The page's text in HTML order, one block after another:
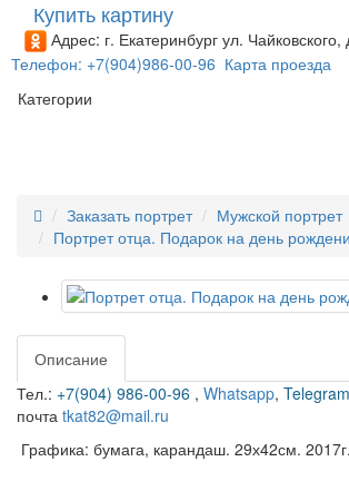
Купить картину
Адрес: г. Екатеринбург ул.
Телефон: +7(904)986-00-96 Карта проезда
Категории
Заказать портрет
Мужской портрет
Портрет отца. Подарок на день
Описание
Тел.: +7(904) 986-00-96 , Whatsapp, Telegram
почта tkat82@mail.ru
Графика: бумага, карандаш. 29х42см. 2017г.